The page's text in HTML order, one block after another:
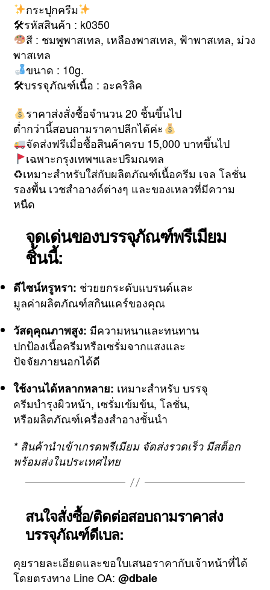
กระปุกครีม
🛠รหัสสินค้า : k0350
สี : ชมพูพาสเทล, เหลืองพาสเทล, ฟ้าพาสเทล, ม่วง
พาสเทล
ขนาด : 10g.
🛠บรรจุภัณฑ์เนื้อ : อะคริลิค
ราคาส่งสั่งซื้อจำนวน 20 ชิ้นขึ้นไป
ต่ำกว่านี้สอบถามราคาปลีกได้ค่ะ
จัดส่งฟรีเมื่อซื้อสินค้าครบ 15,000 บาทขึ้นไป
เฉพาะกรุงเทพฯและปริมณฑล
♻เหมาะสำหรับใส่กับผลิตภัณฑ์เนื้อครีม เจล โลชั่น
รองพื้น เวชสำอางค์ต่างๆ และของเหลวที่มีความ
หนืด
จุดเด่นของบรรจุภัณฑ์พรีเมียม
ชิ้นนี้:
ดีไซน์หรูหรา: ช่วยยกระดับแบรนด์และ
มูลค่าผลิตภัณฑ์สกินแคร์ของคุณ
วัสดุคุณภาพสูง: มีความหนาและทนทาน
ปกป้องเนื้อครีมหรือเซรั่มจากแสงและ
ปัจจัยภายนอกได้ดี
ใช้งานได้หลากหลาย: เหมาะสำหรับ บรรจุ
ครีมบำรุงผิวหน้า, เซรั่มเข้มข้น, โลชั่น,
หรือผลิตภัณฑ์เครื่องสำอางชั้นนำ
* สินค้านำเข้าเกรดพรีเมียม จัดส่งรวดเร็ว มีสต็อก
พร้อมส่งในประเทศไทย
สนใจสั่งซื้อ/ติดต่อสอบถามราคาส่ง
บรรจุภัณฑ์ดีเบล:
คุยรายละเอียดและขอใบเสนอราคากับเจ้าหน้าที่ได้
โดยตรงทาง Line OA:@dbale